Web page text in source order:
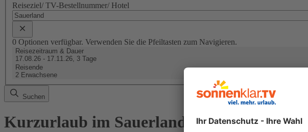
Reiseziel/ TV-Bestellnummer/ Hotel
0 Optionen verfügbar. Verwenden Sie die Pfeiltasten zum Navigieren.
Reisezeitraum & Dauer
17.08.26 - 17.11.26, 3 Tage
Reisende
2 Erwachsene
Suchen
Kurzurlaub im Sauerland buchen